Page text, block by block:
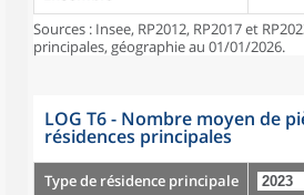
Sources : Insee, RP2012, RP2017 et
principales, géographie au 01/01/2026.
LOG T6 - Nombre moyen de
résidences principales
Type de résidence principale